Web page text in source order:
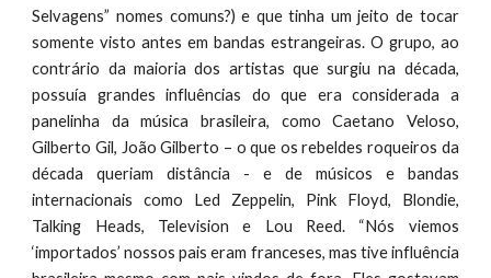
Selvagens” nomes comuns?) e que tinha um jeito de tocar
somente visto antes em bandas estrangeiras. O grupo, ao
contrário da maioria dos artistas que surgiu na década,
possuía grandes influências do que era considerada a
panelinha da música brasileira, como Caetano Veloso,
Gilberto Gil, João Gilberto – o que os rebeldes roqueiros da
década queriam distância - e de músicos e bandas
internacionais como Led Zeppelin, Pink Floyd, Blondie,
Talking Heads, Television e Lou Reed. “Nós viemos
‘importados’ nossos pais eram franceses, mas tive influência